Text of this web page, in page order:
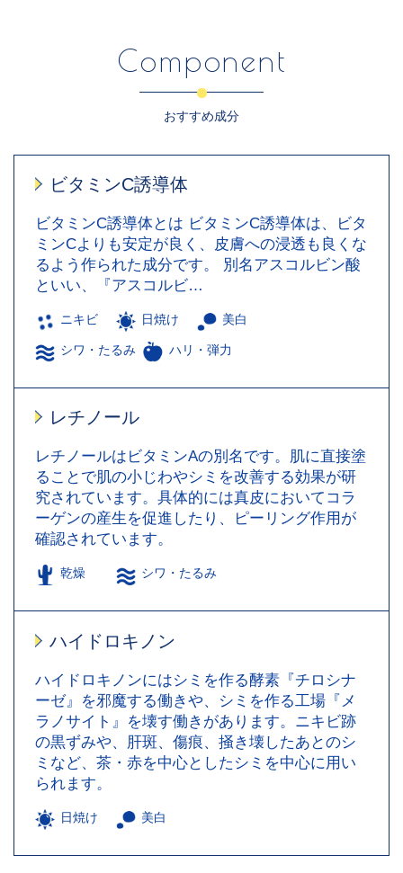
Component
おすすめ成分
ビタミンC誘導体
ビタミンC誘導体とは ビタミンC誘導体は、ビタ
ミンCよりも安定が良く、皮膚への浸透も良くな
るよう作られた成分です。 別名アスコルビン酸
といい、『アスコルビ…
ニキビ 日焼け 美白
シワ・たるみ ハリ・弾力
レチノール
レチノールはビタミンAの別名です。肌に直接塗
ることで肌の小じわやシミを改善する効果が研
究されています。具体的には真皮においてコラ
ーゲンの産生を促進したり、ピーリング作用が
確認されています。
乾燥 シワ・たるみ
ハイドロキノン
ハイドロキノンにはシミを作る酵素『チロシナ
ーゼ』を邪魔する働きや、シミを作る工場『メ
ラノサイト』を壊す働きがあります。ニキビ跡
の黒ずみや、肝斑、傷痕、掻き壊したあとのシ
ミなど、茶・赤を中心としたシミを中心に用い
られます。
日焼け 美白